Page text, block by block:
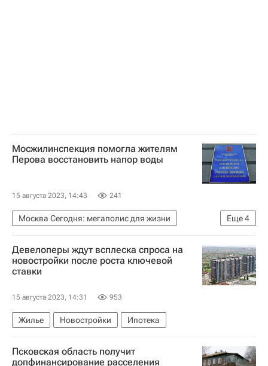
Мосжилинспекция помогла жителям
Перова восстановить напор воды
15 августа 2023, 14:43 241
Еще4
Москва Сегодня: мегаполис для жизни
Мосжилинспекция
Москва
Городское хозяйство Москвы
Комплекс городского хозяйства Москвы
Девелоперы ждут всплеска спроса на
новостройки после роста ключевой
ставки
15 августа 2023, 14:31 953
Жилье Новостройки Ипотека
Псковская область получит
допфинансирование расселения